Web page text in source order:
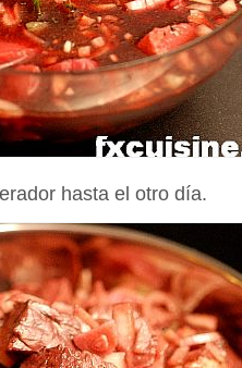
hasta el otro día.